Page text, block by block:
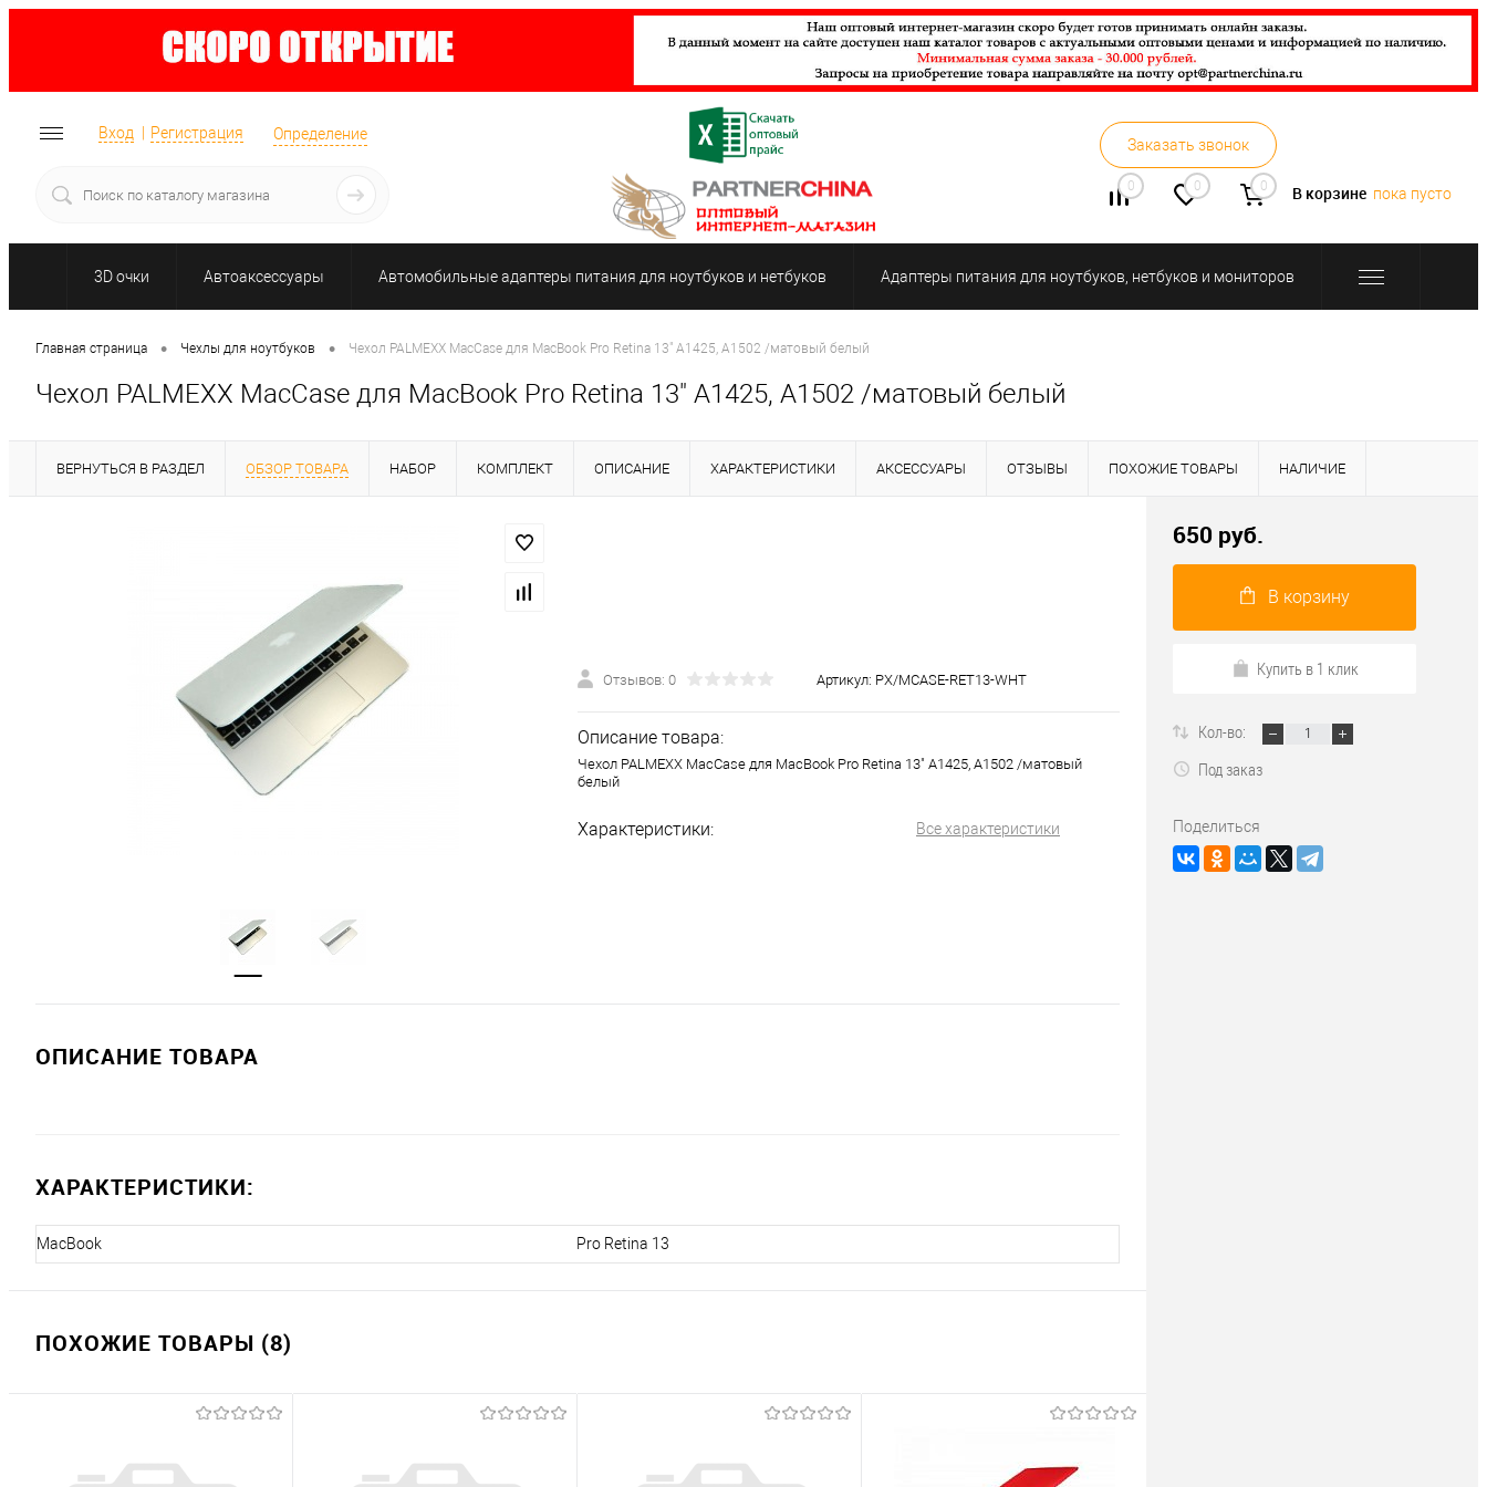
Вход Регистрация Определение
Заказать звонок
0 0 0 В корзине пока пусто
3D очки Автоаксессуары Автомобильные адаптеры питания для ноутбуков и нетбуков Адаптеры питания для ноутбуков, нетбуков и мониторов
Главная страница • Чехлы для ноутбуков • Чехол PALMEXX MacCase для MacBook Pro Retina 13" A1425, A1502 /матовый белый
Чехол PALMEXX MacCase для MacBook Pro Retina 13" A1425, A1502 /матовый белый
ВЕРНУТЬСЯ В РАЗДЕЛ ОБЗОР ТОВАРА НАБОР КОМПЛЕКТ ОПИСАНИЕ ХАРАКТЕРИСТИКИ АКСЕССУАРЫ ОТЗЫВЫ ПОХОЖИЕ ТОВАРЫ НАЛИЧИЕ
Отзывов: 0 Артикул: PX/MCASE-RET13-WHT
Описание товара:
Чехол PALMEXX MacCase для MacBook Pro Retina 13" A1425, A1502 /матовый
белый
Характеристики: Все характеристики
ОПИСАНИЕ ТОВАРА
ХАРАКТЕРИСТИКИ:
MacBook Pro Retina 13
ПОХОЖИЕ ТОВАРЫ (8)
650 руб.
В корзину
Купить в 1 клик
Кол-во:
Под заказ
Поделиться